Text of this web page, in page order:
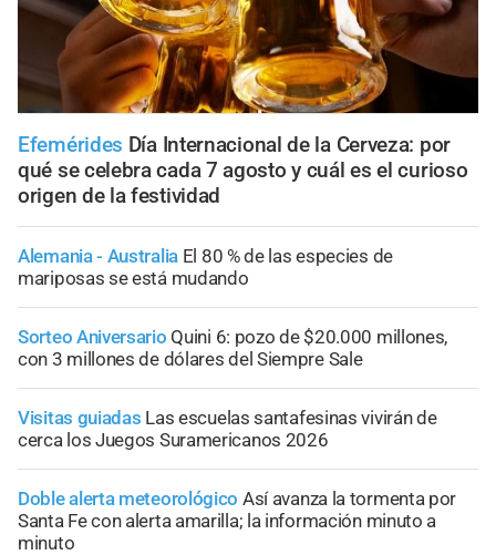
Efemérides Día Internacional de la Cerveza: por
qué se celebra cada 7 agosto y cuál es el curioso
origen de la festividad
Alemania - Australia El 80 % de las especies de
mariposas se está mudando
Sorteo Aniversario Quini 6: pozo de $20.000 millones,
con 3 millones de dólares del Siempre Sale
Visitas guiadas Las escuelas santafesinas vivirán de
cerca los Juegos Suramericanos 2026
Doble alerta meteorológico Así avanza la tormenta por
Santa Fe con alerta amarilla; la información minuto a
minuto